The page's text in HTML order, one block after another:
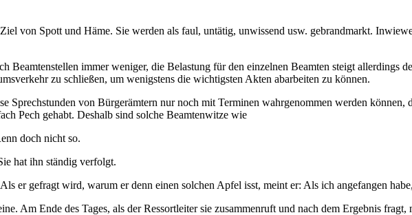
von Spott und Häme. Sie werden als faul, untätig, unwissend usw. gebrandmarkt.
immer weniger, die Belastung für den einzelnen Beamten steigt allerdings
zu schließen, um wenigstens die wichtigsten Akten abarbeiten zu können.
Sprechstunden von Bürgerämtern nur noch mit Terminen wahrgenommen werden können,
Pech gehabt. Deshalb sind solche Beamtenwitze wie
doch nicht so.
hat ihn ständig verfolgt.
er gefragt wird, warum er denn einen solchen Apfel isst, meint er: Als ich angefangen
Am Ende des Tages, als der Ressortleiter sie zusammenruft und nach dem Ergebnis